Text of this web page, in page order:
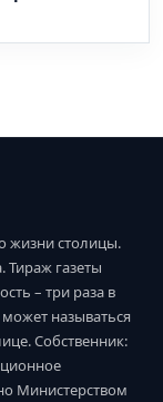
жизни столицы.
Тираж газеты
– три раза в
называться
Собственник:
Министерством